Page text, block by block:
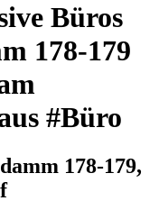
Büros
178-179
#Büro
178-179,